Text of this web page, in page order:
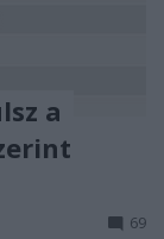
a
69